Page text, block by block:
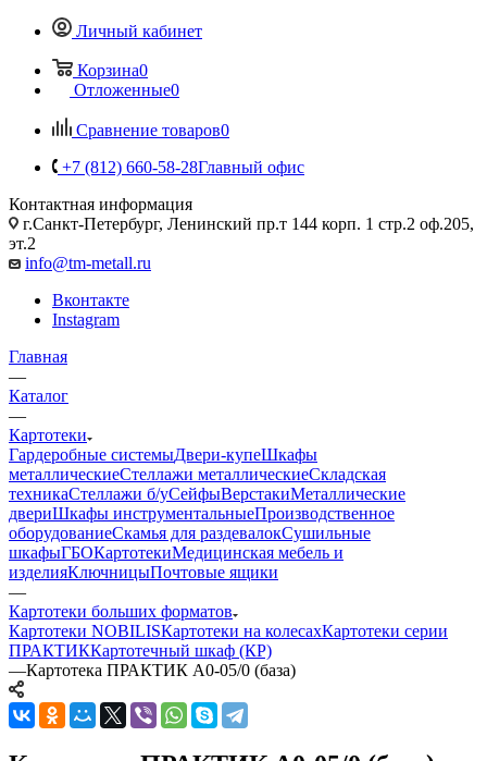
Личный кабинет
Корзина0
Отложенные0
Сравнение товаров0
+7 (812) 660-58-28Главный офис
Контактная информация
г.Санкт-Петербург, Ленинский пр.т 144 корп. 1 стр.2 оф.205,
эт.2
info@tm-metall.ru
Вконтакте
Instagram
Главная
—
Каталог
—
Картотеки
Гардеробные системыДвери-купеШкафы
металлическиеСтеллажи металлическиеСкладская
техникаСтеллажи б/уСейфыВерстакиМеталлические
двериШкафы инструментальныеПроизводственное
оборудованиеСкамья для раздевалокСушильные
шкафыГБОКартотекиМедицинская мебель и
изделияКлючницыПочтовые ящики
—
Картотеки больших форматов
Картотеки NOBILISКартотеки на колесахКартотеки серии
ПРАКТИККартотечный шкаф (КР)
—Картотека ПРАКТИК A0-05/0 (база)